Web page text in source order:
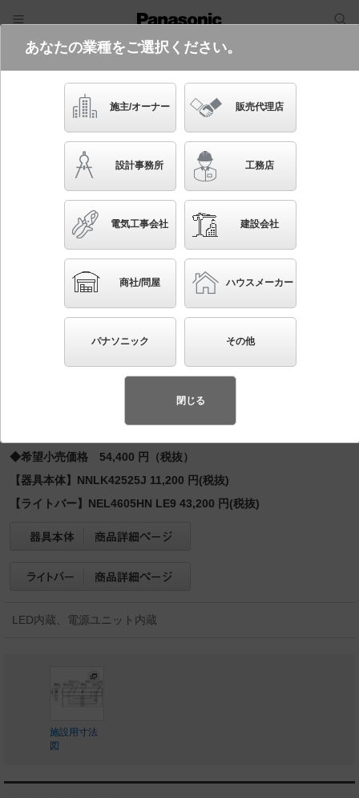
電気・建築設備（ビジネス）
フリーワード
品番・キーワード
かんたん照度計算
XFX465SHN LE9
(コンフォートタイプ・グレアセーブタ
イプ・省エネタイプ・6900 lmタイ
プ・昼白色・非調光)
起動方式違いの商品を見る
天井直付型 40形 一体型LEDベースライト コンフォ
ート／スリムベース Hf蛍光灯32形高出力型2灯器具相
当 Hf32形高出力型2灯・6900 lm
（省エネ・デザイン性・配光制御など様々なご
要望にお応えできる商品群です。）
◆希望小売価格 54,400 円（税抜）
【器具本体】NNLK42525J 11,200 円(税抜)
【ライトバー】NEL4605HN LE9 43,200 円(税抜)
LED内蔵、電源ユニット内蔵
施設用寸法
図
あなたの業種をご選択ください。
施主/オーナー 販売代理店
設計事務所 工務店
電気工事会社 建設会社
商社/問屋 ハウスメーカー
パナソニック その他
閉じる